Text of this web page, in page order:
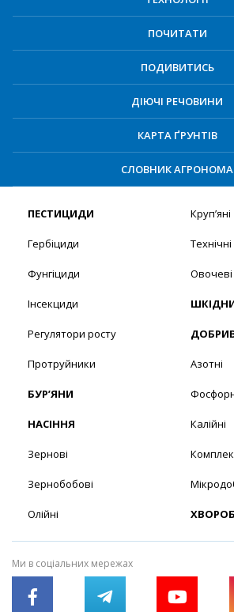
ПОЧИТАТИ
ПОДИВИТИСЬ
ДІЮЧІ РЕЧОВИНИ
КАРТА ҐРУНТІВ
СЛОВНИК АГРОНОМА
ПЕСТИЦИДИ
Гербіциди
Фунгіциди
Інсекциди
Регулятори росту
Протруйники
БУР’ЯНИ
НАСІННЯ
Зернові
Зернобобові
Олійні
Круп’яні
Технічні
Овочеві
Азотні
Калійні
Ми в соціальних мережах